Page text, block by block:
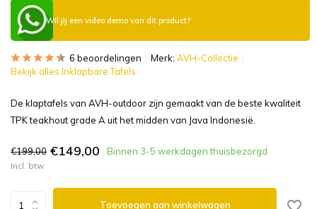
Wil jij een video demo van dit product?
6 beoordelingen Merk: AVH-Collectie
Bekijk alles Inklapbare Tafels
De klaptafels van AVH-outdoor zijn gemaakt van de beste kwaliteit
TPK teakhout grade A uit het midden van Java Indonesië.
€199,00 €149,00 Binnen 3-5 werkdagen thuisbezorgd
Incl. btw
Toevoegen aan winkelwagen